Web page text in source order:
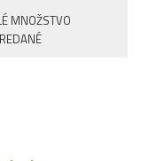
MNOŽSTVO